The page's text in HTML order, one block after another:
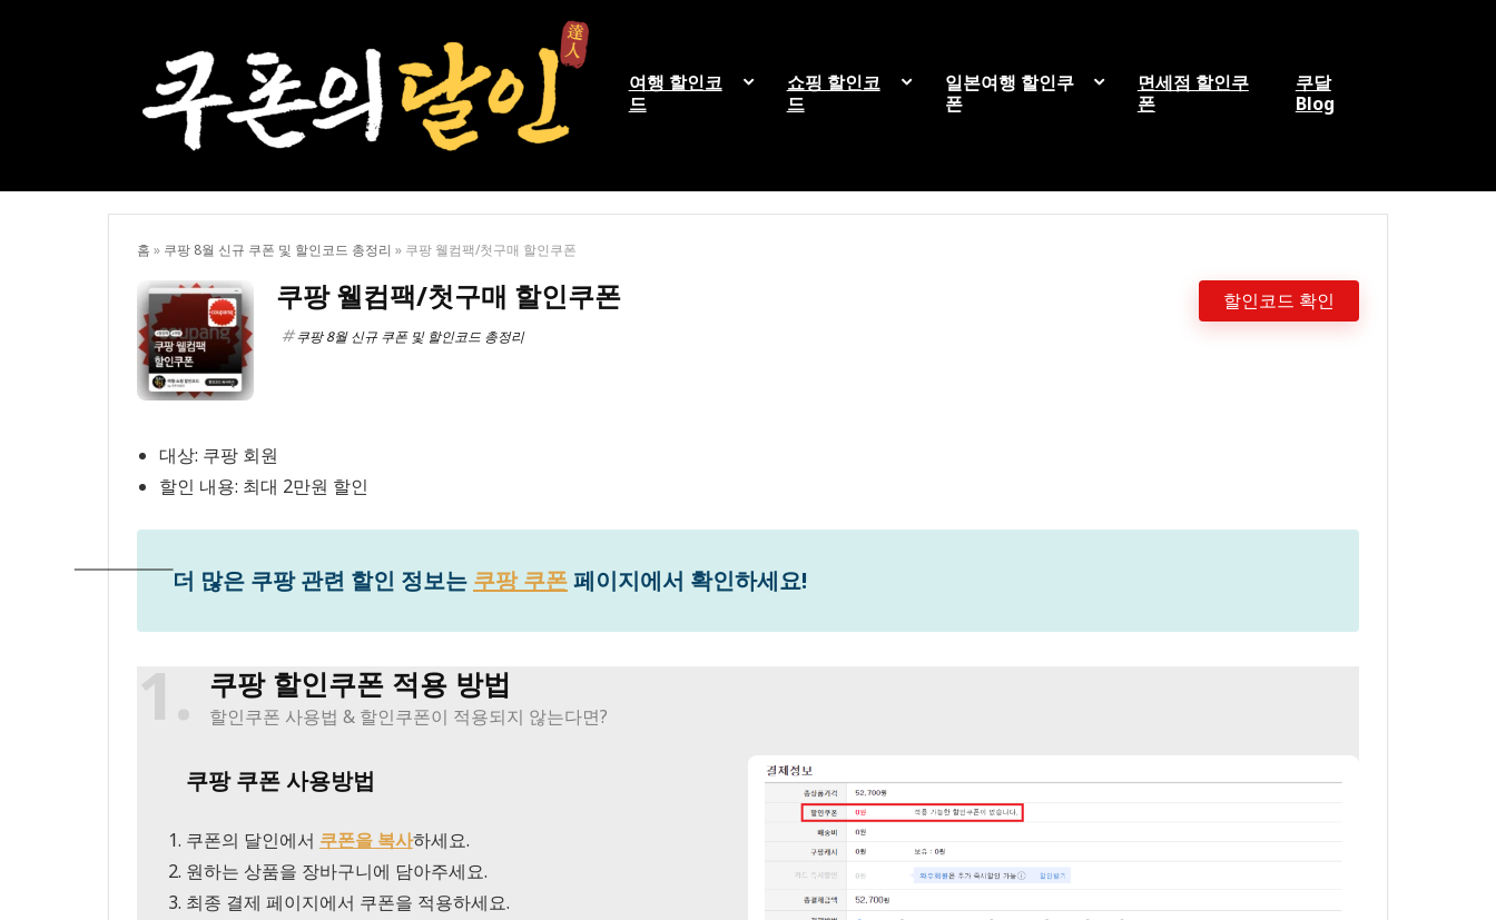
여행 할인코
드
쇼핑 할인코
드
일본여행 할인쿠
폰
면세점 할인쿠
폰
쿠달
Blog
홈 » 쿠팡 8월 신규 쿠폰 및 할인코드 총정리 » 쿠팡 웰컴팩/첫구매 할인쿠폰
쿠팡 웰컴팩/첫구매 할인쿠폰
쿠팡 8월 신규 쿠폰 및 할인코드 총정리
할인코드 확인
대상: 쿠팡 회원
할인 내용: 최대 2만원 할인
더 많은 쿠팡 관련 할인 정보는 쿠팡 쿠폰페이지에서 확인하세요!
1 쿠팡 할인쿠폰 적용 방법
할인쿠폰 사용법 & 할인쿠폰이 적용되지 않는다면?
쿠팡 쿠폰 사용방법
쿠폰의 달인에서 쿠폰을 복사하세요.
원하는 상품을 장바구니에 담아주세요.
최종 결제 페이지에서 쿠폰을 적용하세요.